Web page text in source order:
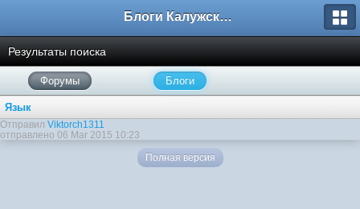
Блоги Калужского перекрестка
Результаты поиска
Форумы Блоги
Язык
Отправил Viktorch1311
отправлено 06 Mar 2015 10:23
Полная версия